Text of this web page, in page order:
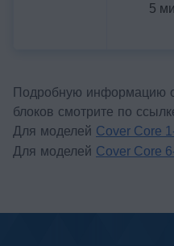
5
Подробную информацию
блоков смотрите по
Для моделей Cover Core
Для моделей Cover Core